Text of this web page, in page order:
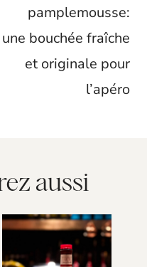
pamplemousse:
une bouchée fraîche
et originale pour
l’apéro
aussi